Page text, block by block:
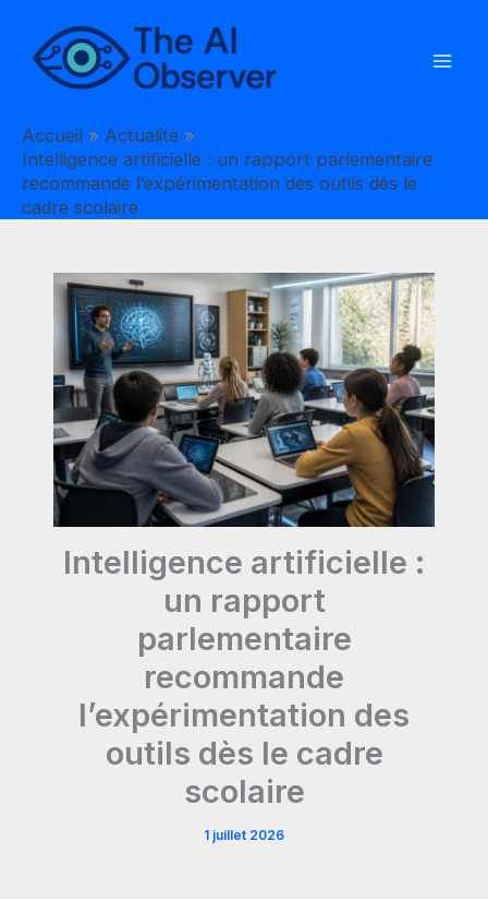
contenu
Accueil
Actualité
Intelligence artificielle : un rapport parlementaire
recommande l’expérimentation des outils dès le
cadre scolaire
Intelligence artificielle :
un rapport
parlementaire
recommande
l’expérimentation des
outils dès le cadre
scolaire
1 juillet 2026